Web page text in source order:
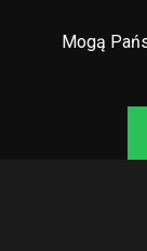
Mogą